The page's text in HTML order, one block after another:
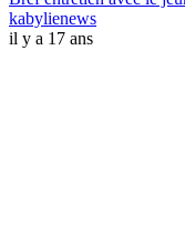
kabylienews
il y a 17 ans